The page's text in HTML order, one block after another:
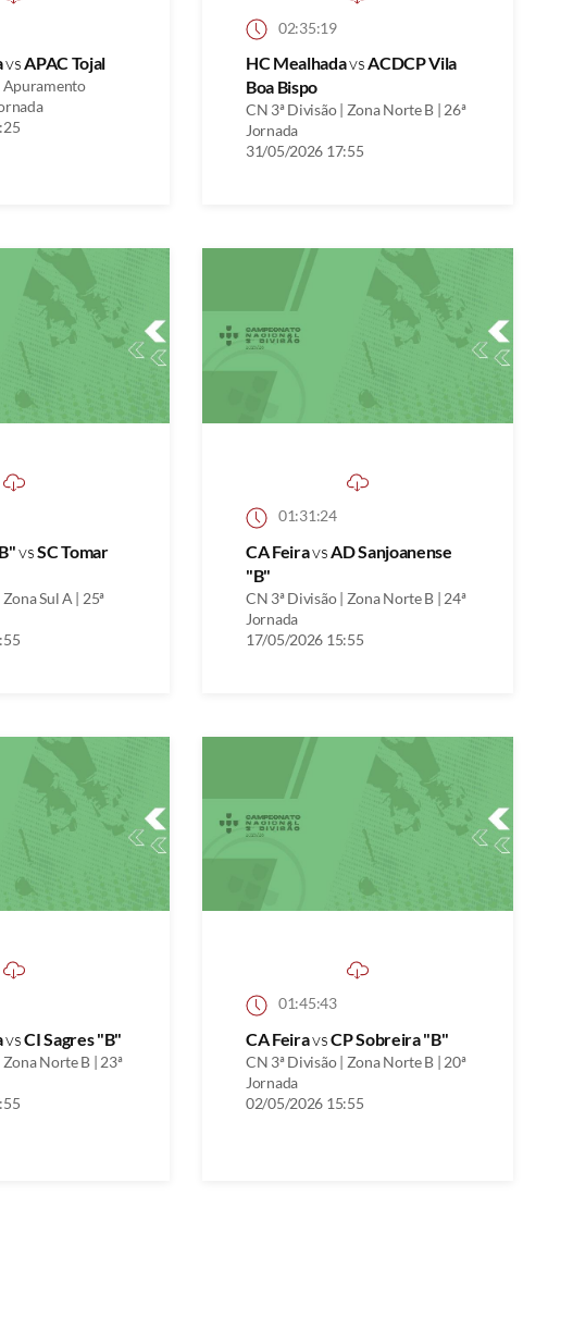
vsAPAC Tojal
Apuramento
02:35:19
HC MealhadavsACDCP Vila
Boa Bispo
CN 3ª Divisão | Zona Norte B | 26ª
Jornada
31/05/2026 17:55
vsSC Tomar
Sul A | 25ª
01:31:24
CA FeiravsAD Sanjoanense
"B"
CN 3ª Divisão | Zona Norte B | 24ª
Jornada
17/05/2026 15:55
vsCI Sagres "B"
Norte B | 23ª
01:45:43
CA FeiravsCP Sobreira "B"
CN 3ª Divisão | Zona Norte B | 20ª
Jornada
02/05/2026 15:55